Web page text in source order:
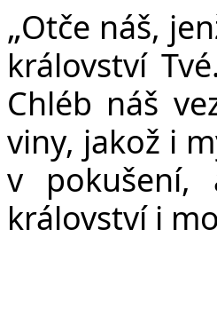
„Otče náš, jen
království
Chléb náš
viny, jakož i
v pokušení,
království i